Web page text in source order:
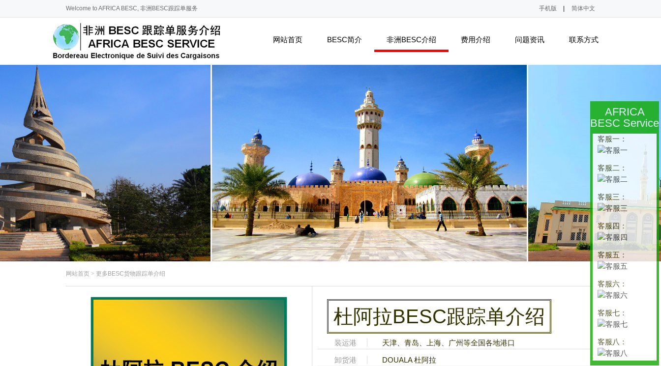
AFRICA
BESC Service
客服一：
客服二：
客服三：
客服四：
客服五：
客服六：
客服七：
客服八：
Welcome to AFRICA BESC, 非洲BESC跟踪单服务 简体中文
手机版
网站首页 BESC简介 非洲BESC介绍 费用介绍 问题资讯 联系方式
网站首页 >更多BESC货物跟踪单介绍
杜阿拉BESC跟踪单介绍
装运港 天津、青岛、上海、广州等全国各地港口
卸货港 DOUALA 杜阿拉